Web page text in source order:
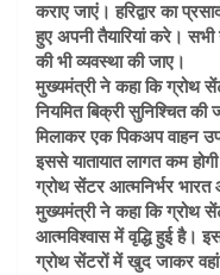
कराए जाएं। हरिद्वार का
हुए अपनी तैयारियां करे।
की भी व्यवस्था की जाए।
मुख्यमंत्री ने कहा कि ग्रोथ
नियमित बिक्री सुनिश्चित
मिलाकर एक पिकअप वाहन
इससे यातायात लागत कम
ग्रोथ सेंटर आत्मनिर्भर
मुख्यमंत्री ने कहा कि ग्रोथ
आत्मविश्वास में वृद्धि हुई है।
ग्रोथ सेंटरों में खुद जाकर